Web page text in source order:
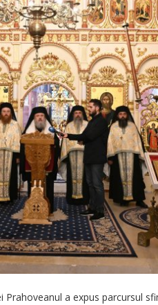
a expus parcursul